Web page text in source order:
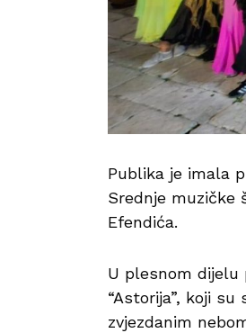
Publika je imala
Srednje muzičke
Efendića.
U plesnom dijelu
“Astorija”, koji
zvjezdanim